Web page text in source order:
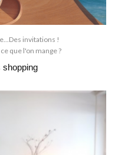
invitations !
que l'on mange ?